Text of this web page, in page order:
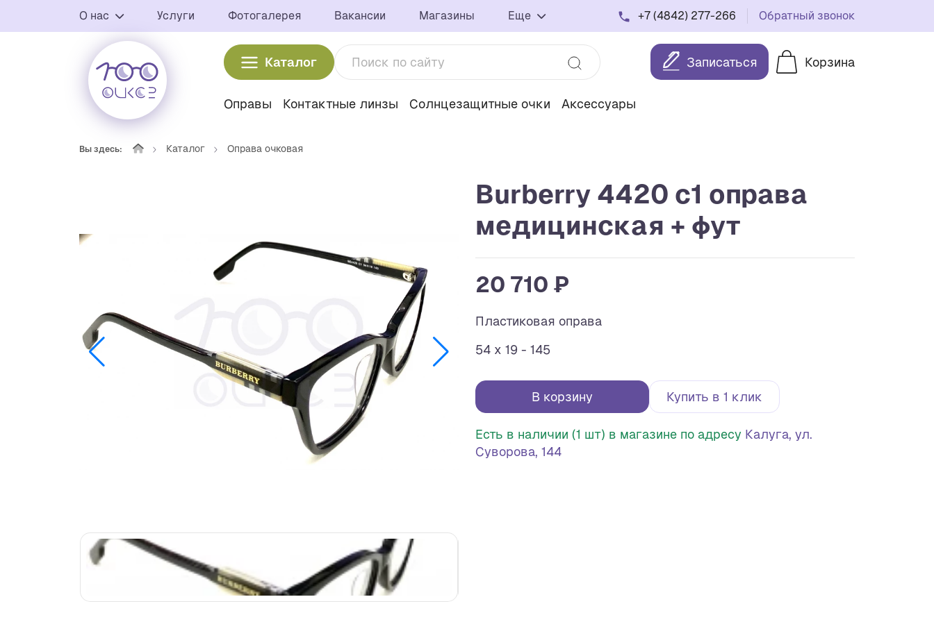
О нас Услуги Фотогалерея Вакансии Магазины Еще +7 (4842) 277-266 Обратный звонок
Каталог Записаться Корзина
Оправы Контактные линзы Солнцезащитные очки Аксессуары
Вы здесь: Каталог Оправа очковая
Burberry 4420 c1 оправа
медицинская + фут
20 710 ₽
Пластиковая оправа
54 x 19 - 145
В корзину Купить в 1 клик
Есть в наличии (1 шт) в магазине по адресу Калуга, ул.
Суворова, 144